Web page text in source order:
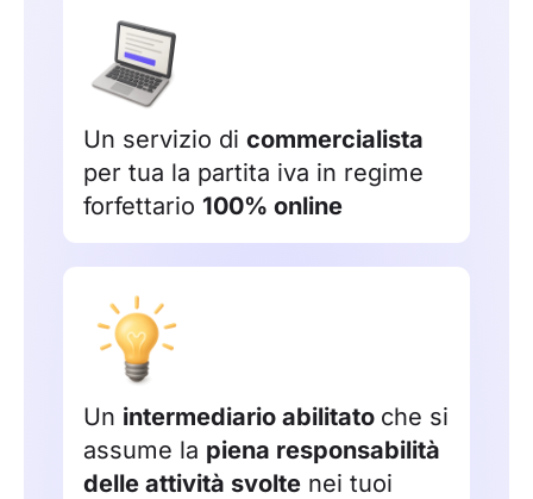
Un servizio di commercialista
per tua la partita iva in regime
forfettario 100% online
Un intermediario abilitato che si
assume la piena responsabilità
delle attività svoltenei tuoi